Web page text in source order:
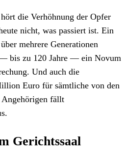
die Verhöhnung der Opfer
nicht, was passiert ist. Ein
mehrere Generationen
bis zu 120 Jahre — ein Novum
Und auch die
Euro für sämtliche von den
fällt
Gerichtssaal